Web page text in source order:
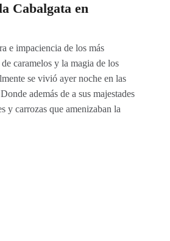
Cabalgata en
e impaciencia de los más
caramelos y la magia de los
se vivió ayer noche en las
además de a sus majestades
y carrozas que amenizaban la